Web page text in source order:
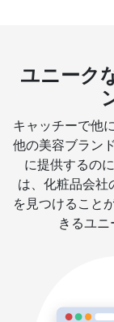
ユニーク
キャッチーで他
他の美容ブラン
に提供するの
は、化粧品会社
を見つけること
きるユニ